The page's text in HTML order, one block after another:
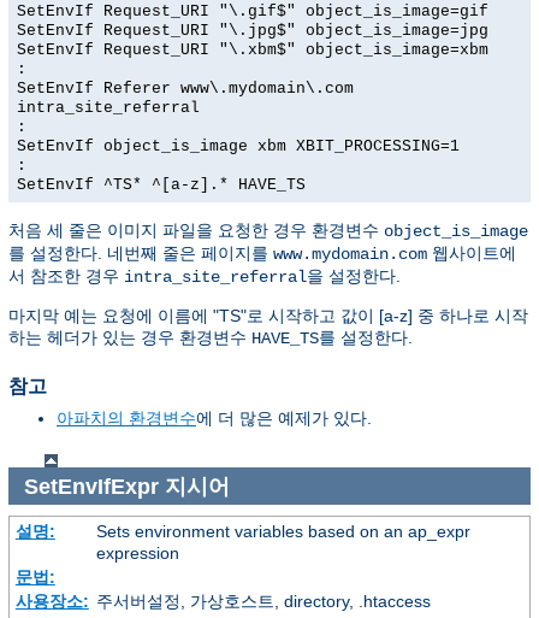
SetEnvIf Request_URI "\.gif$" object_is_image=gif
SetEnvIf Request_URI "\.jpg$" object_is_image=jpg
SetEnvIf Request_URI "\.xbm$" object_is_image=xbm
:
SetEnvIf Referer www\.mydomain\.com
intra_site_referral
:
SetEnvIf object_is_image xbm XBIT_PROCESSING=1
:
SetEnvIf ^TS* ^[a-z].* HAVE_TS
처음 세 줄은 이미지 파일을 요청한 경우 환경변수 object_is_image
를 설정한다. 네번째 줄은 페이지를 www.mydomain.com 웹사이트에
서 참조한 경우 intra_site_referral을 설정한다.
마지막 예는 요청에 이름에 "TS"로 시작하고 값이 [a-z] 중 하나로 시작
하는 헤더가 있는 경우 환경변수 HAVE_TS를 설정한다.
참고
아파치의 환경변수에 더 많은 예제가 있다.
SetEnvIfExpr지시어
설명:
Sets environment variables based on an ap_expr
expression
문법:
사용장소: 주서버설정, 가상호스트, directory, .htaccess